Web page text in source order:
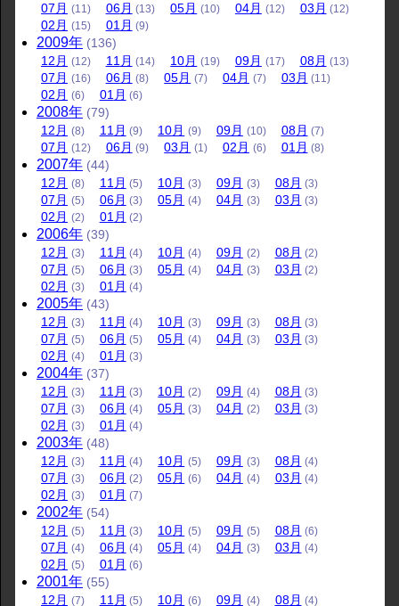
07月 (11) 06月 (13) 05月 (10) 04月 (12) 03月 (12)
02月 (15) 01月 (9)
2009年 (136)
12月 (12) 11月 (14) 10月 (19) 09月 (17) 08月 (13)
07月 (16) 06月 (8) 05月 (7) 04月 (7) 03月 (11)
02月 (6) 01月 (6)
2008年 (79)
12月 (8) 11月 (9) 10月 (9) 09月 (10) 08月 (7)
07月 (12) 06月 (9) 03月 (1) 02月 (6) 01月 (8)
2007年 (44)
12月 (8) 11月 (5) 10月 (3) 09月 (3) 08月 (3)
07月 (5) 06月 (3) 05月 (4) 04月 (3) 03月 (3)
02月 (2) 01月 (2)
2006年 (39)
12月 (3) 11月 (4) 10月 (4) 09月 (2) 08月 (2)
07月 (5) 06月 (3) 05月 (4) 04月 (3) 03月 (2)
02月 (3) 01月 (4)
2005年 (43)
12月 (3) 11月 (4) 10月 (3) 09月 (3) 08月 (3)
07月 (5) 06月 (5) 05月 (4) 04月 (3) 03月 (3)
02月 (4) 01月 (3)
2004年 (37)
12月 (3) 11月 (3) 10月 (2) 09月 (4) 08月 (3)
07月 (3) 06月 (4) 05月 (3) 04月 (2) 03月 (3)
02月 (3) 01月 (4)
2003年 (48)
12月 (3) 11月 (4) 10月 (5) 09月 (3) 08月 (4)
07月 (3) 06月 (2) 05月 (6) 04月 (4) 03月 (4)
02月 (3) 01月 (7)
2002年 (54)
12月 (5) 11月 (3) 10月 (5) 09月 (5) 08月 (6)
07月 (4) 06月 (4) 05月 (4) 04月 (3) 03月 (4)
02月 (5) 01月 (6)
2001年 (55)
12月 (7) 11月 (5) 10月 (6) 09月 (4) 08月 (4)